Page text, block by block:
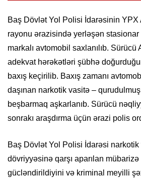
Baş Dövlət Yol Polisi İdarəsinin YPX
rayonu ərazisində yerləşən stasionar
markalı avtomobil saxlanılıb.
adekvat hərəkətləri şübhə
baxış keçirilib. Baxış zamanı
daşınan narkotik vasitə –
beşbarmaq aşkarlanıb. Sürücü
sonrakı araşdırma üçün ərazi polis
Baş Dövlət Yol Polisi İdarəsi
dövriyyəsinə qarşı aparılan
gücləndirildiyini və kriminal meyilli